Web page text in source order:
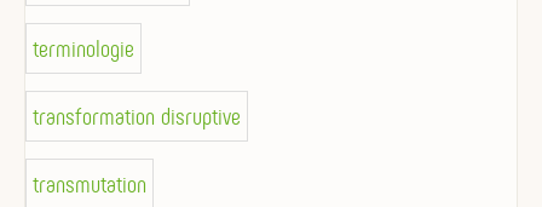
terminologie
transformation disruptive
transmutation